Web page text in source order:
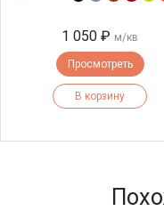
1 050 ₽ м/кв
Просмотреть
В корзину